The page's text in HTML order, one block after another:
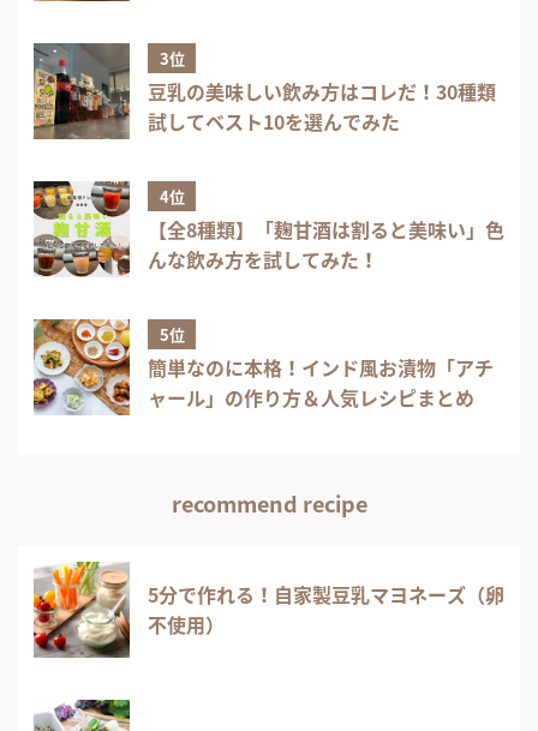
3位
豆乳の美味しい飲み方はコレだ！30種類
試してベスト10を選んでみた
4位
【全8種類】「麹甘酒は割ると美味い」色
んな飲み方を試してみた！
5位
簡単なのに本格！インド風お漬物「アチ
ャール」の作り方＆人気レシピまとめ
recommend recipe
5分で作れる！自家製豆乳マヨネーズ（卵
不使用）